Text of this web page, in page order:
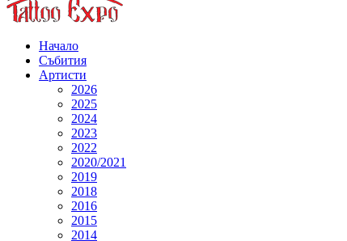
Начало
Събития
Артисти
2026
2025
2024
2023
2022
2020/2021
2019
2018
2016
2015
2014